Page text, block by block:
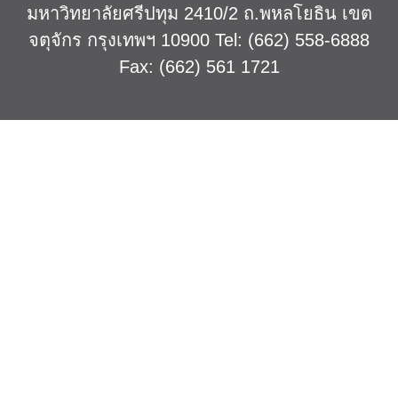
มหาวิทยาลัยศรีปทุม 2410/2 ถ.พหลโยธิน เขต
จตุจักร กรุงเทพฯ 10900 Tel: (662) 558-6888
Fax: (662) 561 1721